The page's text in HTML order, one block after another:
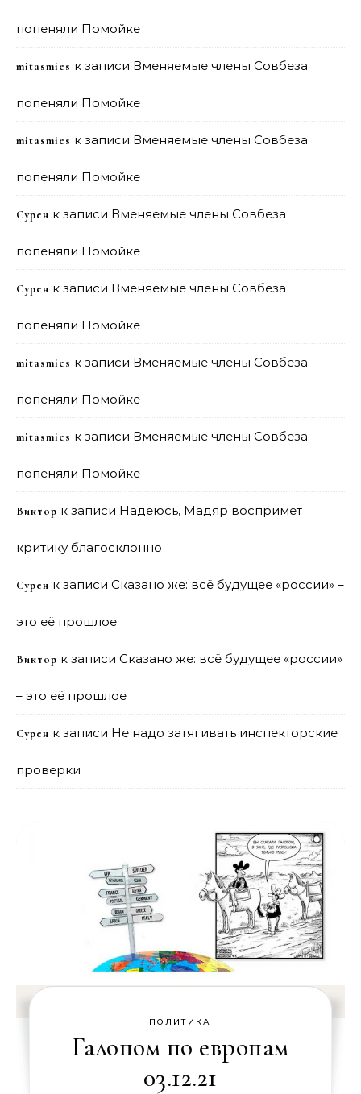
попеняли Помойке
mitasmies к записи Вменяемые члены Совбеза
попеняли Помойке
mitasmies к записи Вменяемые члены Совбеза
попеняли Помойке
Сурен к записи Вменяемые члены Совбеза
попеняли Помойке
Сурен к записи Вменяемые члены Совбеза
попеняли Помойке
mitasmies к записи Вменяемые члены Совбеза
попеняли Помойке
mitasmies к записи Вменяемые члены Совбеза
попеняли Помойке
Виктор к записи Надеюсь, Мадяр воспримет
критику благосклонно
Сурен к записи Сказано же: всё будущее «россии» –
это её прошлое
Виктор к записи Сказано же: всё будущее «россии»
– это её прошлое
Сурен к записи Не надо затягивать инспекторские
проверки
ПОЛИТИКА
Галопом по европам
03.12.21